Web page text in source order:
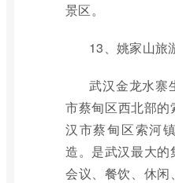
景区。
13、姚家山旅
武汉金龙水寨
市蔡甸区西北部
汉市蔡甸区索河
造。是武汉最大的
会议、餐饮、休闲